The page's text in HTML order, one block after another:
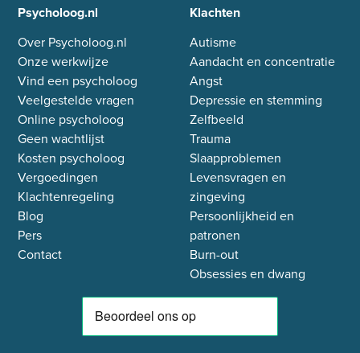
Psycholoog.nl
Over Psycholoog.nl
Onze werkwijze
Vind een psycholoog
Veelgestelde vragen
Online psycholoog
Geen wachtlijst
Kosten psycholoog
Vergoedingen
Klachtenregeling
Blog
Pers
Contact
Klachten
Autisme
Aandacht en concentratie
Angst
Depressie en stemming
Zelfbeeld
Trauma
Slaapproblemen
Levensvragen en
zingeving
Persoonlijkheid en
patronen
Burn-out
Obsessies en dwang